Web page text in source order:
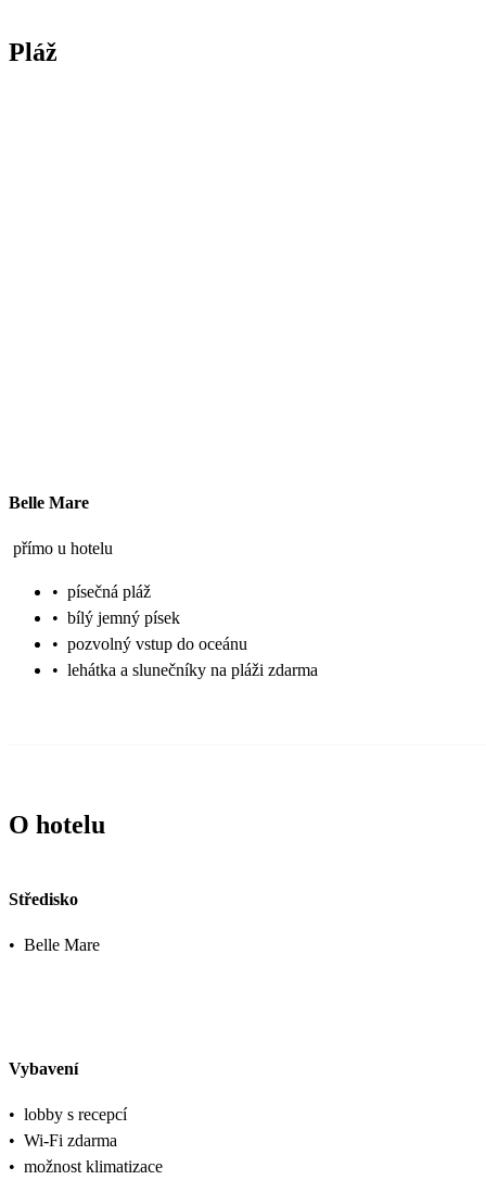
Pláž
Belle Mare
přímo u hotelu
• písečná pláž
• bílý jemný písek
• pozvolný vstup do oceánu
• lehátka a slunečníky na pláži zdarma
O hotelu
Středisko
• Belle Mare
Vybavení
• lobby s recepcí
• Wi-Fi zdarma
• možnost klimatizace